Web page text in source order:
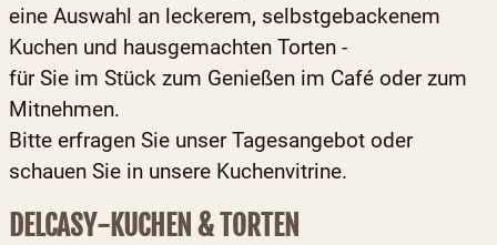
eine Auswahl an leckerem, selbstgebackenem
Kuchen und hausgemachten Torten -
für Sie im Stück zum Genießen im Café oder zum
Mitnehmen.
Bitte erfragen Sie unser Tagesangebot oder
schauen Sie in unsere Kuchenvitrine.
DELCASY-KUCHEN & TORTEN